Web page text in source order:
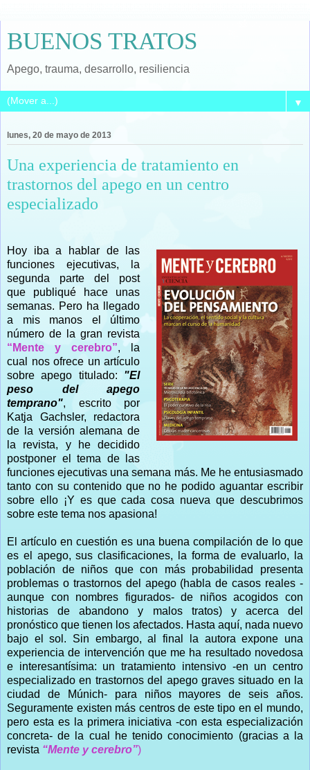
BUENOS TRATOS
Apego, trauma, desarrollo, resiliencia
▼
lunes, 20 de mayo de 2013
Una experiencia de tratamiento en
trastornos del apego en un centro
especializado
Hoy iba a hablar de las
funciones ejecutivas, la
segunda parte del post
que publiqué hace unas
semanas. Pero ha llegado
a mis manos el último
número de la gran revista
“Mente y cerebro”, la
cual nos ofrece un artículo
sobre apego titulado: "El
peso del apego
temprano", escrito por
Katja Gachsler, redactora
de la versión alemana de
la revista, y he decidido
postponer el tema de las
funciones ejecutivas una semana más. Me he entusiasmado
tanto con su contenido que no he podido aguantar escribir
sobre ello ¡Y es que cada cosa nueva que descubrimos
sobre este tema nos apasiona!
El artículo en cuestión es una buena compilación de lo que
es el apego, sus clasificaciones, la forma de evaluarlo, la
población de niños que con más probabilidad presenta
problemas o trastornos del apego (habla de casos reales -
aunque con nombres figurados- de niños acogidos con
historias de abandono y malos tratos) y acerca del
pronóstico que tienen los afectados. Hasta aquí, nada nuevo
bajo el sol. Sin embargo, al final la autora expone una
experiencia de intervención que me ha resultado novedosa
e interesantísima: un tratamiento intensivo -en un centro
especializado en trastornos del apego graves situado en la
ciudad de Múnich- para niños mayores de seis años.
Seguramente existen más centros de este tipo en el mundo,
pero esta es la primera iniciativa -con esta especialización
concreta- de la cual he tenido conocimiento (gracias a la
revista “Mente y cerebro”)